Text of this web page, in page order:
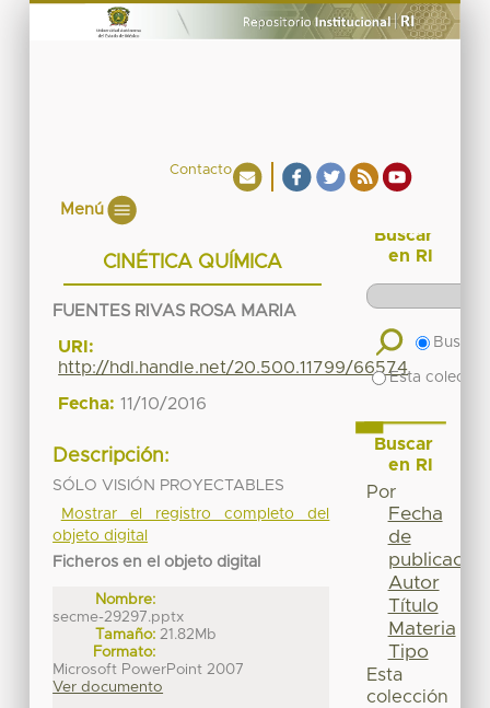
Contacto
Menú
CINÉTICA QUÍMICA
FUENTES RIVAS ROSA MARIA
URI:
http://hdl.handle.net/20.500.11799/66574
Fecha: 11/10/2016
Descripción:
SÓLO VISIÓN PROYECTABLES
Mostrar el registro completo del
objeto digital
Ficheros en el objeto digital
Nombre:
secme-29297.pptx
Tamaño: 21.82Mb
Formato:
Microsoft PowerPoint 2007
Ver documento
Buscar
en RI
Buscar
Esta
Buscar
en RI
Por
Fecha
de
publicación
Autor
Título
Materia
Tipo
Esta
colección